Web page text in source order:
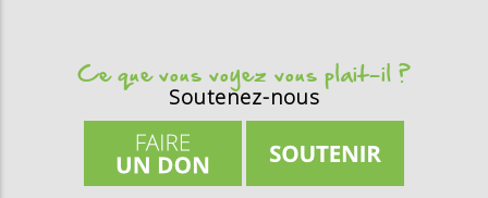
Ce que vous voyez vous plait-il ?
Soutenez-nous